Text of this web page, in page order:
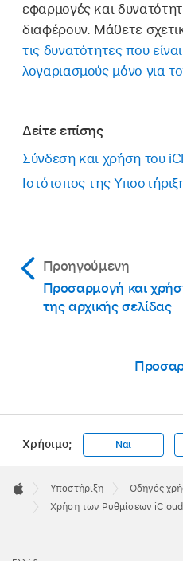
εφαρμογές και
διαφέρουν. Μάθετε
τις δυνατότητες που
λογαριασμούς μόνο για
Δείτε επίσης
Σύνδεση και χρήση του
Ιστότοπος της
Προηγούμενη
Προσαρμογή και
της αρχικής σελίδας
Χρήσιμο; Ναι
Footer

Apple
Υποστήριξη
Οδηγός
Χρήση των Ρυθμίσεων